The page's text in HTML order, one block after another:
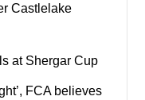
Castlelake
at Shergar Cup
FCA believes